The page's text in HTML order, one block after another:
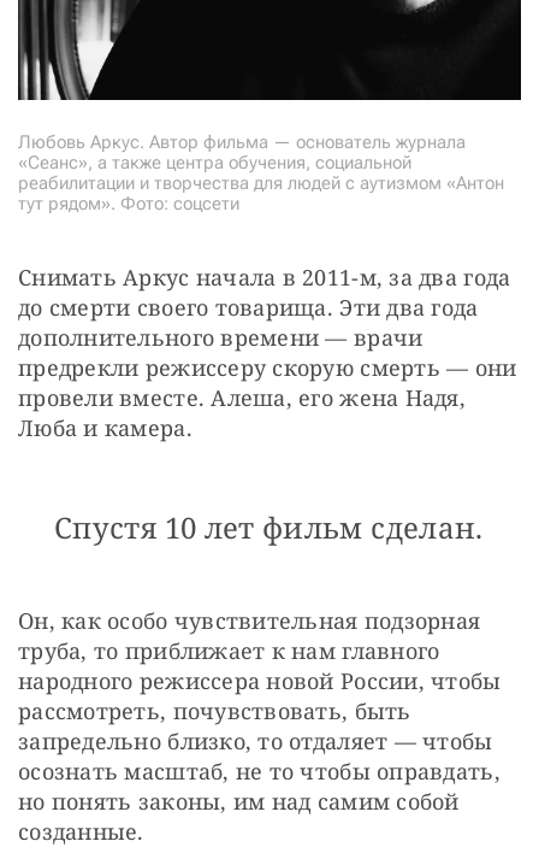
Любовь Аркус. Автор фильма — основатель журнала
«Сеанс», а также центра обучения, социальной
реабилитации и творчества для людей с аутизмом «Антон
тут рядом». Фото: соцсети
Снимать Аркус начала в 2011-м, за два года
до смерти своего товарища. Эти два года
дополнительного времени — врачи
предрекли режиссеру скорую смерть — они
провели вместе. Алеша, его жена Надя,
Люба и камера.
Спустя 10 лет фильм сделан.
Он, как особо чувствительная подзорная
труба, то приближает к нам главного
народного режиссера новой России, чтобы
рассмотреть, почувствовать, быть
запредельно близко, то отдаляет — чтобы
осознать масштаб, не то чтобы оправдать,
но понять законы, им над самим собой
созданные.